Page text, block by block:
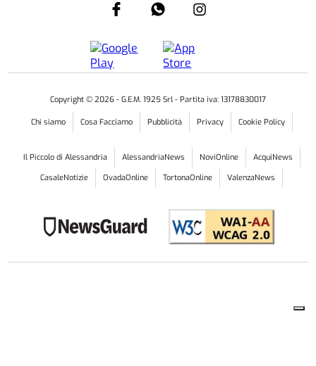
Copyright © 2026 - G.E.M. 1925 Srl - Partita iva: 13178830017
Chi siamo Cosa Facciamo Pubblicità Privacy Cookie Policy
Il Piccolo di Alessandria AlessandriaNews NoviOnline
AcquiNews
CasaleNotizie
OvadaOnline TortonaOnline ValenzaNews